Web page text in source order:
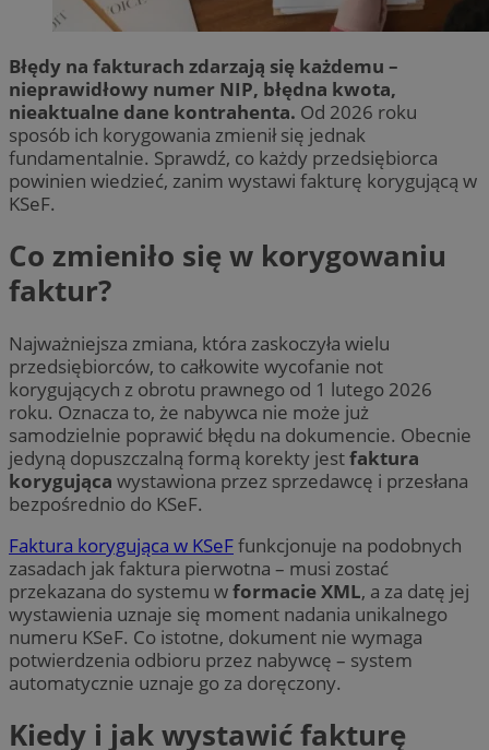
Błędy na fakturach zdarzają się każdemu –
nieprawidłowy numer NIP, błędna kwota,
nieaktualne dane kontrahenta. Od 2026 roku
sposób ich korygowania zmienił się jednak
fundamentalnie. Sprawdź, co każdy przedsiębiorca
powinien wiedzieć, zanim wystawi fakturę korygującą w
KSeF.
Co zmieniło się w korygowaniu
faktur?
Najważniejsza zmiana, która zaskoczyła wielu
przedsiębiorców, to całkowite wycofanie not
korygujących z obrotu prawnego od 1 lutego 2026
roku. Oznacza to, że nabywca nie może już
samodzielnie poprawić błędu na dokumencie. Obecnie
jedyną dopuszczalną formą korekty jestfaktura
korygująca wystawiona przez sprzedawcę i przesłana
bezpośrednio do KSeF.
Faktura korygująca w KSeFfunkcjonuje na podobnych
zasadach jak faktura pierwotna – musi zostać
przekazana do systemu wformacie XML, a za datę jej
wystawienia uznaje się moment nadania unikalnego
numeru KSeF. Co istotne, dokument nie wymaga
potwierdzenia odbioru przez nabywcę – system
automatycznie uznaje go za doręczony.
Kiedy i jak wystawić fakturę